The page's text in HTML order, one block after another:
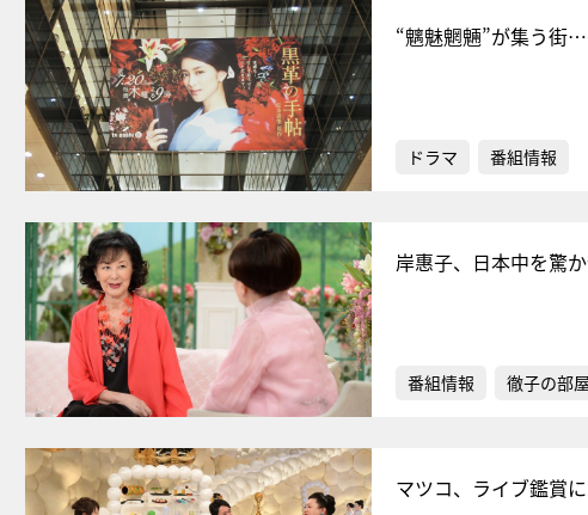
“魑魅魍魎”が集う街
ドラマ 番組情報
岸惠子、日本中を驚
番組情報 徹子の部屋
マツコ、ライブ鑑賞